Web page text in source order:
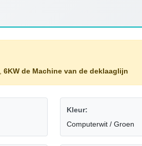
6KW de Machine van de deklaaglijn
Kleur:
Computerwit / Groen